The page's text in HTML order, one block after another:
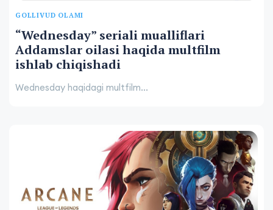
GOLLIVUD OLAMI
“Wednesday” seriali mualliflari
Addamslar oilasi haqida multfilm
ishlab chiqishadi
Wednesday haqidagi multfilm...